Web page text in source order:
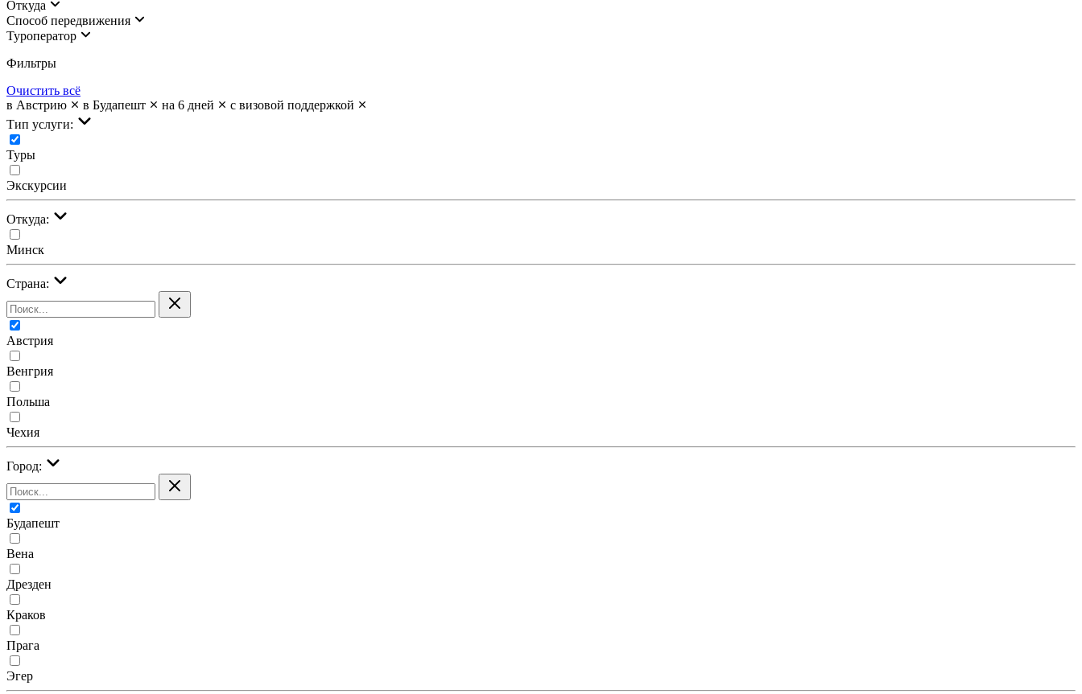
Откуда
Cпособ передвижения
Туроператор
Фильтры
Очистить всё
в Австрию
в Будапешт на 6 дней
с визовой поддержкой
Тип услуги:
Туры
Экскурсии
Откуда:
Минск
Страна:
Австрия
Венгрия
Польша
Чехия
Город:
Будапешт
Вена
Дрезден
Краков
Прага
Эгер